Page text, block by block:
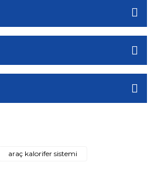
araç kalorifer sistemi